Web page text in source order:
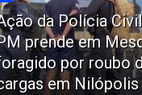
da Polícia
prende em
por roubo
em Nilópolis